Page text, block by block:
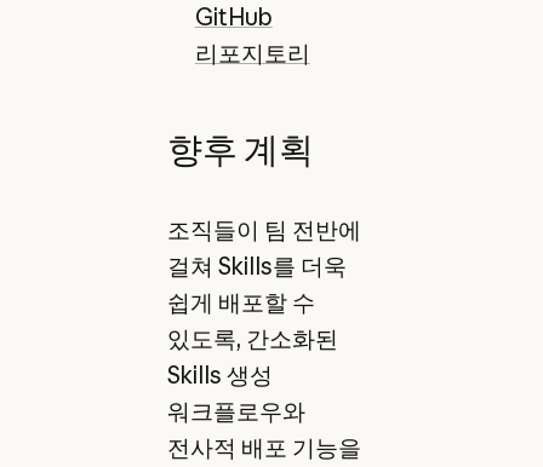
GitHub
리포지토리
향후 계획
조직들이 팀 전반에
걸쳐 Skills를 더욱
쉽게 배포할 수
있도록, 간소화된
Skills 생성
워크플로우와
전사적 배포 기능을